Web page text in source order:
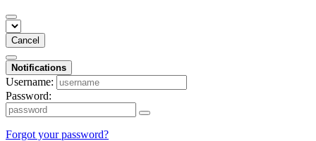
Cancel
Notifications
Username:
Password:
Forgot your password?